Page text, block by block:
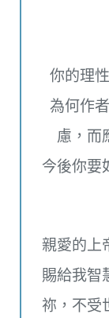
你的理
為何作
慮，而
今後你要
親愛的上
賜給我智
祢，不受